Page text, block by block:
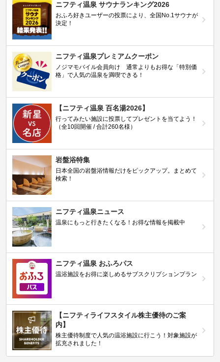
ニフティ温泉 サウナランキング2026
おふろ好きユーザーの投票により、全国No.1サウナが
決定！
ニフティ温泉プレミアムクーポン
ノジマモバイル会員向け 通常よりもお得な「特別価
格」で人気の温泉を満喫できる！
【ニフティ温泉 百名湯2026】
行ってみたい施設に投票してプレゼントを当てよう！
（全10回開催 / 合計260名様）
岩盤浴特集
日本全国の岩盤浴情報だけをピックアップ。まとめて
検索！
ニフティ温泉ニュース
温泉にもっと行きたくなる！お得な情報を掲載中
ニフティ温泉 おふろパス
温浴施設をお得に楽しめるサブスクリプションプラン
【ニフティライフスタイル株主優待のご案
内】
株主優待制度で人気の温浴施設に行こう！対象施設が
拡充されました！